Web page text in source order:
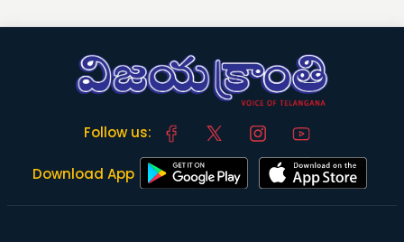
Follow us:
Download App